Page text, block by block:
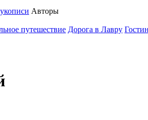
Авторы
путешествие Дорога в Лавру